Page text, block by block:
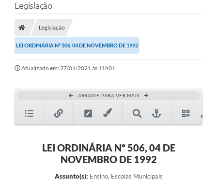
Legislação
Legislação
LEI ORDINÁRIA Nº 506, 04 DE NOVEMBRO DE 1992
Atualizado em: 27/01/2021 às 11h01
ARRASTE PARA VER MAIS
LEI ORDINÁRIA Nº 506, 04 DE
NOVEMBRO DE 1992
Assunto(s): Ensino, Escolas Municipais